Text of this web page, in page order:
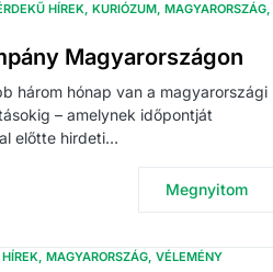
HÍREK KURIÓZUM MAGYARORSZÁG
Magyarországon
három hónap van a magyarországi
– amelynek időpontját
előtte hirdeti…
Megnyitom
MAGYARORSZÁG VÉLEMÉNY